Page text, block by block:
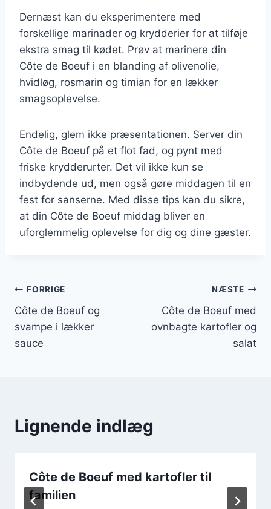
Dernæst kan du eksperimentere med
forskellige marinader og krydderier for at tilføje
ekstra smag til kødet. Prøv at marinere din
Côte de Boeuf i en blanding af olivenolie,
hvidløg, rosmarin og timian for en lækker
smagsoplevelse.
Endelig, glem ikke præsentationen. Server din
Côte de Boeuf på et flot fad, og pynt med
friske krydderurter. Det vil ikke kun se
indbydende ud, men også gøre middagen til en
fest for sanserne. Med disse tips kan du sikre,
at din Côte de Boeuf middag bliver en
uforglemmelig oplevelse for dig og dine gæster.
Indlægsnavigation
FORRIGE
Côte de Boeuf og
svampe i lækker
sauce
NÆSTE
Côte de Boeuf med
ovnbagte kartofler og
salat
Lignende indlæg
Côte de Boeuf med kartofler til
familien